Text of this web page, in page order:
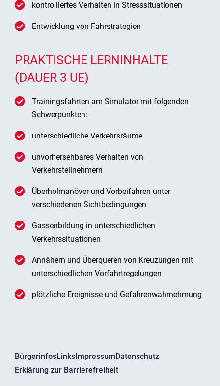
kontrolliertes Verhalten in Stresssituationen
Entwicklung von Fahrstrategien
PRAKTISCHE LERNINHALTE
(DAUER 3 UE)
Trainingsfahrten am Simulator mit folgenden
Schwerpunkten:
unterschiedliche Verkehrsräume
unvorhersehbares Verhalten von
Verkehrsteilnehmern
Überholmanöver und Vorbeifahren unter
verschiedenen Sichtbedingungen
Gassenbildung in unterschiedlichen
Verkehrssituationen
Annähern und Überqueren von Kreuzungen mit
unterschiedlichen Vorfahrtregelungen
plötzliche Ereignisse und Gefahrenwahrnehmung
BürgerinfosLinks Impressum Datenschutz
Erklärung zur Barrierefreiheit